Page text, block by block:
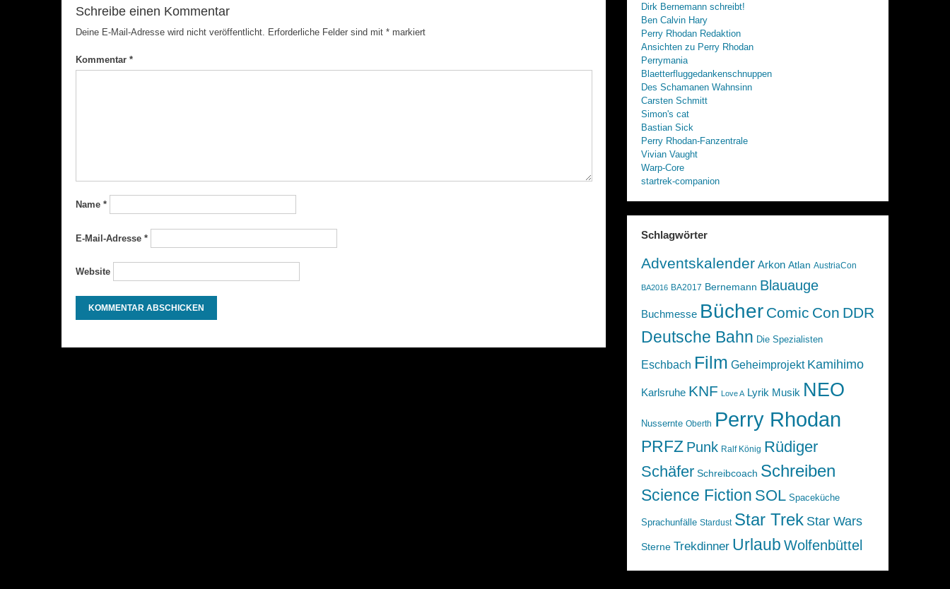
Schreibe einen Kommentar
Deine E-Mail-Adresse wird nicht veröffentlicht. Erforderliche Felder sind mit *markiert
Kommentar *
Name *
E-Mail-Adresse *
Website
Dirk Bernemann schreibt!
Ben Calvin Hary
Perry Rhodan Redaktion
Ansichten zu Perry Rhodan
Perrymania
Blaetterfluggedankenschnuppen
Des Schamanen Wahnsinn
Carsten Schmitt
Simon's cat
Bastian Sick
Perry Rhodan-Fanzentrale
Vivian Vaught
Warp-Core
startrek-companion
Schlagwörter
Adventskalender Arkon Atlan AustriaCon
BA2016 BA2017 Bernemann Blauauge
Buchmesse Bücher Comic Con DDR
Deutsche Bahn Die Spezialisten
Eschbach Film Geheimprojekt Kamihimo
Karlsruhe KNF Love A Lyrik Musik NEO
Nussernte Oberth Perry Rhodan
PRFZ Punk Ralf König Rüdiger
Schäfer Schreibcoach Schreiben
Science Fiction SOL Spaceküche
Sprachunfälle Stardust Star Trek Star Wars
Sterne Trekdinner Urlaub Wolfenbüttel